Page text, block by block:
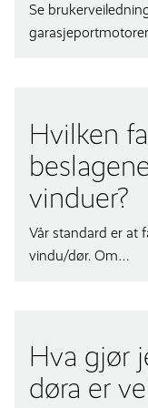
Se
Hvilken
vinduer?
Vår standard er at
vindu/dør. Om…
Hva gjør
døra er